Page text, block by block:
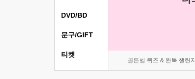
골든벨 퀴즈 & 완독 챌린지
DVD/BD
문구/GIFT
티켓